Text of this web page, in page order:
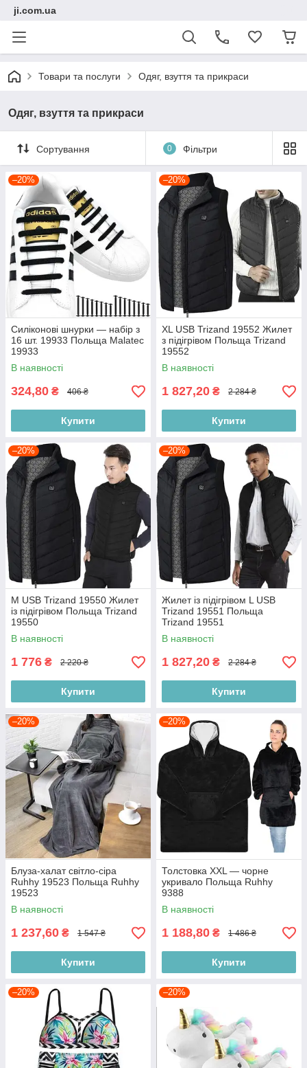
ji.com.ua
Товари та послуги Одяг, взуття та прикраси
Одяг, взуття та прикраси
Сортування 0 Фільтри
–20%
Силіконові шнурки — набір з
16 шт. 19933 Польща Malatec
19933
В наявності
324,80 ₴ 406 ₴
Купити
–20%
XL USB Trizand 19552 Жилет
з підігрівом Польща Trizand
19552
В наявності
1 827,20 ₴ 2 284 ₴
Купити
–20%
M USB Trizand 19550 Жилет
із підігрівом Польща Trizand
19550
В наявності
1 776 ₴ 2 220 ₴
Купити
–20%
Жилет із підігрівом L USB
Trizand 19551 Польща
Trizand 19551
В наявності
1 827,20 ₴ 2 284 ₴
Купити
–20%
Блуза-халат світло-сіра
Ruhhy 19523 Польща Ruhhy
19523
В наявності
1 237,60 ₴ 1 547 ₴
Купити
–20%
Толстовка XXL — чорне
укривало Польща Ruhhy
9388
В наявності
1 188,80 ₴ 1 486 ₴
Купити
–20% –20%